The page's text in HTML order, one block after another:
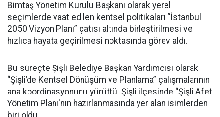
Bimtaş Yönetim Kurulu Başkanı olarak yerel
seçimlerde vaat edilen kentsel politikaları “İstanbul
2050 Vizyon Planı” çatısı altında birleştirilmesi ve
hızlıca hayata geçirilmesi noktasında görev aldı.
Bu süreçte Şişli Belediye Başkan Yardımcısı olarak
“Şişli’de Kentsel Dönüşüm ve Planlama” çalışmalarının
ana koordinasyonunu yürüttü. Şişli ilçesinde “Şişli Afet
Yönetim Planı'nın hazırlanmasında yer alan isimlerden
biri oldu.